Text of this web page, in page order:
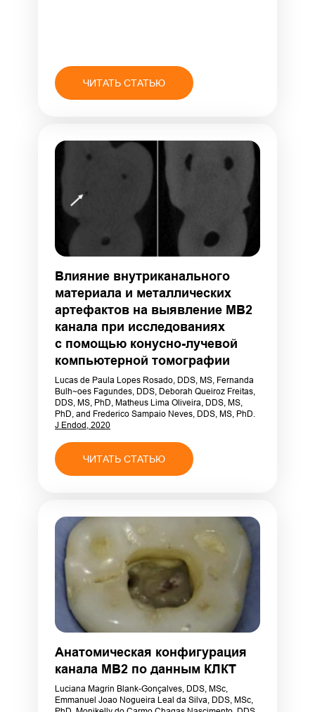
ЧИТАТЬ СТАТЬЮ
Влияние внутриканального
материала и металлических
артефактов на выявление МВ2
канала при исследованиях
с помощью конусно-лучевой
компьютерной томографии
Lucas de Paula Lopes Rosado, DDS, MS, Fernanda
Bulh~oes Fagundes, DDS, Deborah Queiroz Freitas,
DDS, MS, PhD, Matheus Lima Oliveira, DDS, MS,
PhD, and Frederico Sampaio Neves, DDS, MS, PhD.
J Endod, 2020
ЧИТАТЬ СТАТЬЮ
Анатомическая конфигурация
канала MB2 по данным КЛКТ
Luciana Magrin Blank-Gonçalves, DDS, MSc,
Emmanuel Joao Nogueira Leal da Silva, DDS, MSc,